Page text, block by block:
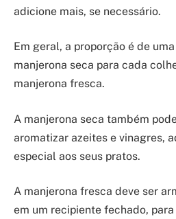
adicione mais, se necessário.
Em geral, a proporção é de
manjerona seca para cada
manjerona fresca.
A manjerona seca também
aromatizar azeites e vinagres,
especial aos seus pratos.
A manjerona fresca deve ser
em um recipiente fechado,